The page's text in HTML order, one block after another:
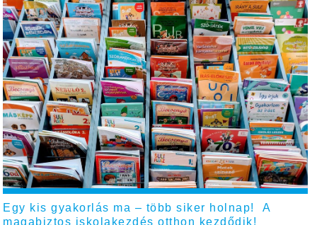
Egy kis gyakorlás ma – több siker holnap! A
magabiztos iskolakezdés otthon kezdődik!